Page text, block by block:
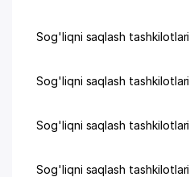
Sog'liqni saqlash
Sog'liqni saqlash
Sog'liqni saqlash
Sog'liqni saqlash